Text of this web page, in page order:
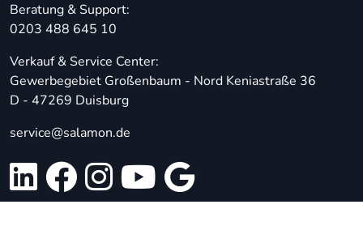
Beratung & Support:
0203 488 645 10
Verkauf & Service Center:
Gewerbegebiet Großenbaum - Nord Keniastraße 36
D - 47269 Duisburg
service@salamon.de